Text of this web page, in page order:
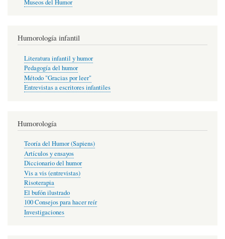
Museos del Humor
Humorología infantil
Literatura infantil y humor
Pedagogía del humor
Método "Gracias por leer"
Entrevistas a escritores infantiles
Humorología
Teoría del Humor (Sapiens)
Artículos y ensayos
Diccionario del humor
Vis a vis (entrevistas)
Risoterapia
El bufón ilustrado
100 Consejos para hacer reír
Investigaciones